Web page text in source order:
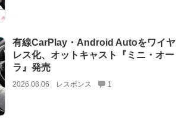
有線CarPlay・Android Autoをワイヤ
レス化、オットキャスト『ミニ・オー
ラ』発売
2026.08.06 レスポンス 1